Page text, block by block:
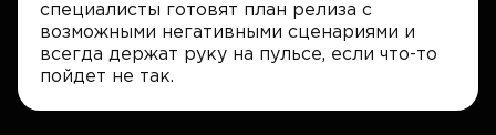
специалисты готовят план релиза с
возможными негативными сценариями и
всегда держат руку на пульсе, если что-то
пойдет не так.